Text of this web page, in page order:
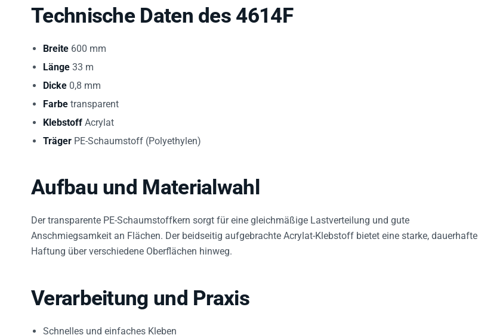
Technische Daten des 4614F
Breite 600 mm
Länge 33 m
Dicke 0,8 mm
Farbe transparent
Klebstoff Acrylat
Träger PE-Schaumstoff (Polyethylen)
Aufbau und Materialwahl
Der transparente PE-Schaumstoffkern sorgt für eine gleichmäßige Lastverteilung und gute
Anschmiegsamkeit an Flächen. Der beidseitig aufgebrachte Acrylat-Klebstoff bietet eine starke, dauerhafte
Haftung über verschiedene Oberflächen hinweg.
Verarbeitung und Praxis
Schnelles und einfaches Kleben